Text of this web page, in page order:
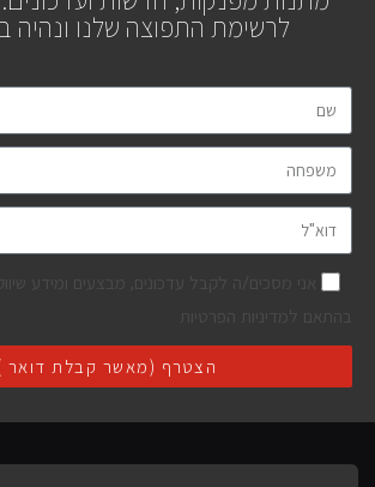
לרשימת התפוצה שלנו ונהיה
הצטרף (מאשר קבלת דואר